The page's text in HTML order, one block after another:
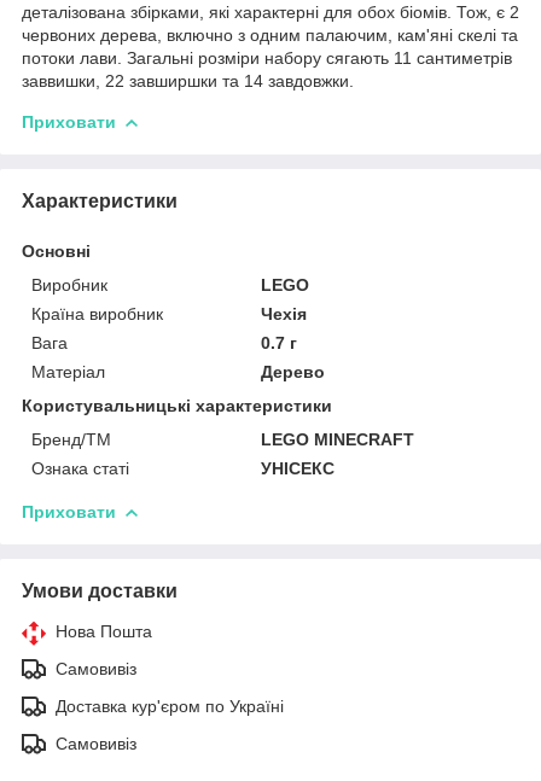
деталізована збірками, які характерні для обох біомів. Тож, є 2
червоних дерева, включно з одним палаючим, кам'яні скелі та
потоки лави. Загальні розміри набору сягають 11 сантиметрів
заввишки, 22 завширшки та 14 завдовжки.
Приховати
Характеристики
Основні
Виробник
LEGO
Країна виробник
Чехія
Вага
0.7 г
Матеріал
Дерево
Користувальницькі характеристики
Бренд/ТМ
LEGO MINECRAFT
Ознака статі
УНІСЕКС
Приховати
Умови доставки
Нова Пошта
Самовивіз
Доставка кур'єром по Україні
Самовивіз